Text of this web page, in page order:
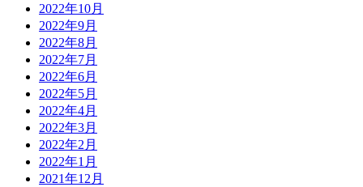
2022年10月
2022年9月
2022年8月
2022年7月
2022年6月
2022年5月
2022年4月
2022年3月
2022年2月
2022年1月
2021年12月